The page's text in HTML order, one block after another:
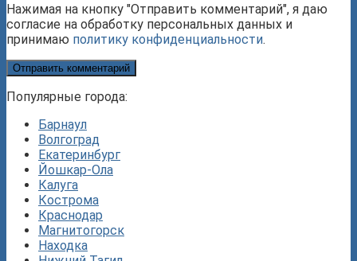
Нажимая на кнопку "Отправить комментарий", я даю
согласие на обработку персональных данных и
принимаю политику конфиденциальности.
Популярные города:
Барнаул
Волгоград
Екатеринбург
Йошкар-Ола
Калуга
Кострома
Краснодар
Магнитогорск
Находка